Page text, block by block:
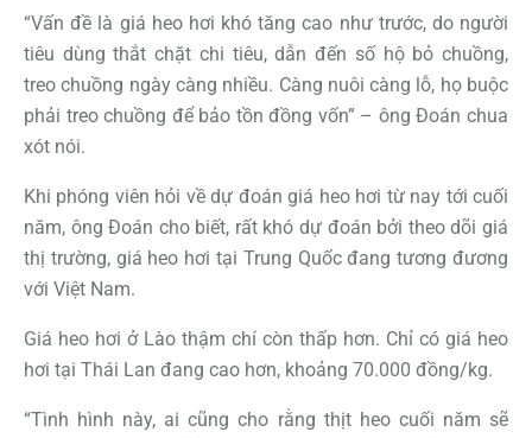
“Vấn đề là giá heo hơi khó tăng cao như trước, do người
tiêu dùng thắt chặt chi tiêu, dẫn đến số hộ bỏ chuồng,
treo chuồng ngày càng nhiều. Càng nuôi càng lỗ, họ buộc
phải treo chuồng để bảo tồn đồng vốn” – ông Đoán chua
xót nói.
Khi phóng viên hỏi về dự đoán giá heo hơi từ nay tới cuối
năm, ông Đoán cho biết, rất khó dự đoán bởi theo dõi giá
thị trường, giá heo hơi tại Trung Quốc đang tương đương
với Việt Nam.
Giá heo hơi ở Lào thậm chí còn thấp hơn. Chỉ có giá heo
hơi tại Thái Lan đang cao hơn, khoảng 70.000 đồng/kg.
“Tình hình này, ai cũng cho rằng thịt heo cuối năm sẽ